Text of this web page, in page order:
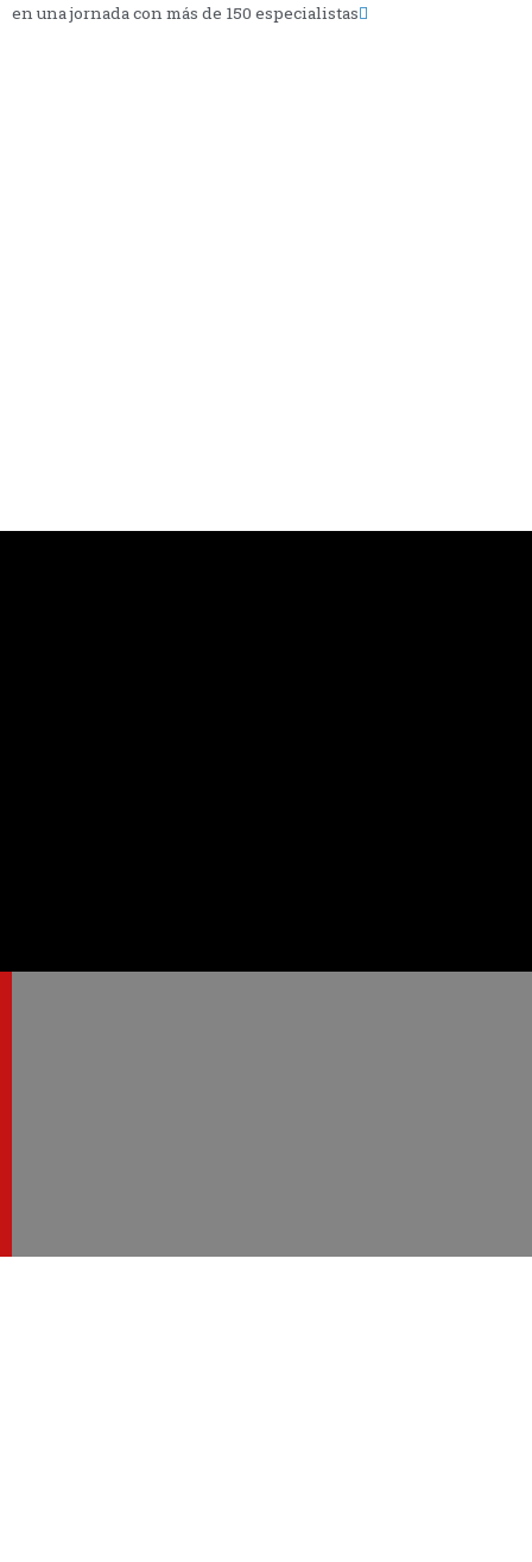
en una jornada con más de 150 especialistas